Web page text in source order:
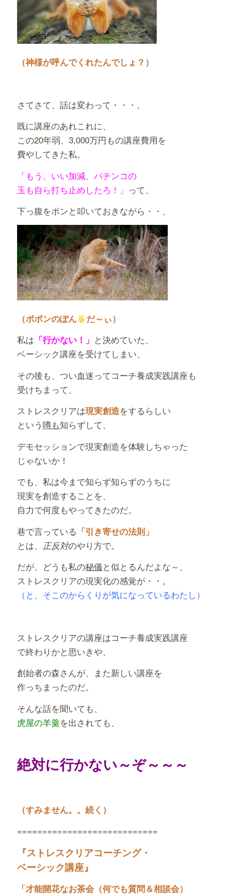
（神様が呼んでくれたんでしょ？ ）
さてさて、話は変わって・・・、
既に講座のあれこれに、
この20年弱、3,000万円もの講座費用を
費やしてきた私。
「もう、いい加減、パチンコの
玉も自ら打ち止めしたろ！」 って、
下っ腹をポンと叩いておきながら・・、
（ポポンのぽん だ～ぃ）
私は 「行かない！」 と決めていた、
ベーシック講座を受けてしまい、
その後も、つい血迷ってコーチ養成実践講座も
受けちまって、
ストレスクリアは現実創造をするらしい
という噂も知らずして、
デモセッションで現実創造を体験しちゃった
じゃないか！
でも、私は今まで知らず知らずのうちに
現実を創造することを、
自力で何度もやってきたのだ。
巷で言っている 「引き寄せの法則」
とは、 正反対のやり方で。
だが、どうも私の秘儀と似とるんだよな～、
ストレスクリアの現実化の感覚が・・。
（と、そこのからくりが気になっているわたし）
ストレスクリアの講座はコーチ養成実践講座
で終わりかと思いきや、
創始者の森さんが、また新しい講座を
作っちまったのだ。
そんな話を聞いても、
虎屋の羊羹を出されても、
絶対に行かない～ぞ～～～
（すみません。。続く）
============================
『ストレスクリアコーチング・
ベーシック講座』
「才能開花なお茶会（何でも質問＆相談会）